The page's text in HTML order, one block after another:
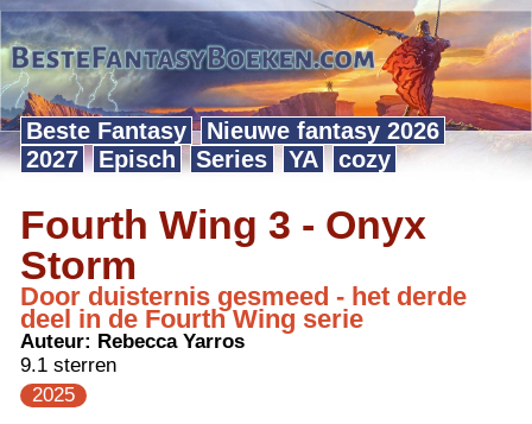
Beste Fantasy
Nieuwe fantasy 2026
2027
Episch Series YA cozy
Fourth Wing 3 - Onyx
Storm
Door duisternis gesmeed - het derde
deel in de Fourth Wing serie
Auteur: Rebecca Yarros
9.1 sterren
2025